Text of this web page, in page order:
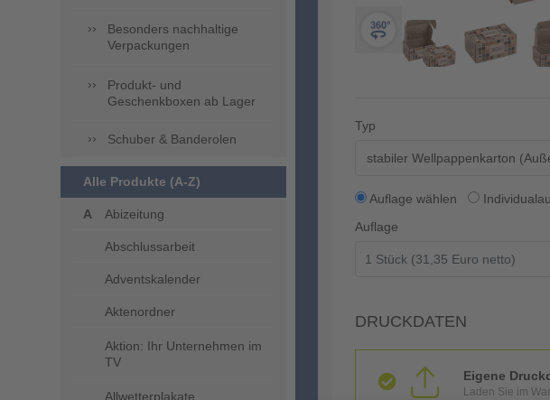
Besonders nachhaltige
Verpackungen
Produkt- und
Geschenkboxen ab Lager
Schuber & Banderolen
Alle Produkte (A-Z)
Abizeitung
Abschlussarbeit
Adventskalender
Aktenordner
Aktion: Ihr Unternehmen im
TV
Allwetterplakate
Typ
stabiler Wellpappenkarton
Auflage wählen
Auflage
DRUCKDATEN
Eigene
Laden Sie im